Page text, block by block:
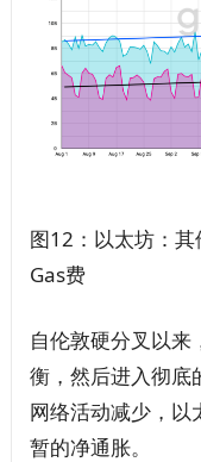
图12：以太坊：
Gas费
自伦敦硬分叉以来
衡，然后进入彻底
网络活动减少，以
暂的净通胀。